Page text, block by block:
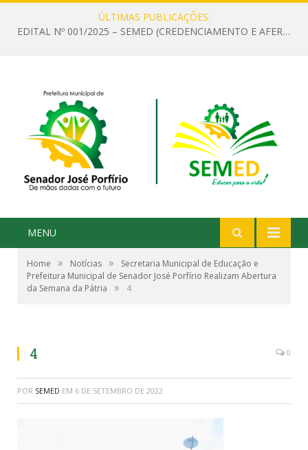
ÚLTIMAS PUBLICAÇÕES:
EDITAL Nº 001/2025 – SEMED (CREDENCIAMENTO E AFERIÇÃO DE CRITÉRIOS TÉCNICOS DE MÉRITO E DESEMPENHO PARA PROVIMENTO DO CARGO OU FUNÇÃO DE GESTOR ESCOLAR DAS UNIDADES DE ENSINO DA REDE MUNICIPAL DE SENADOR JO)
MENU
Home » Notícias »
Secretaria Municipal de Educação e
Prefeitura Municipal de Senador José Porfírio Realizam Abertura
da Semana da Pátria
» 4
4 0
POR SEMED EM 6 DE SETEMBRO DE 2022